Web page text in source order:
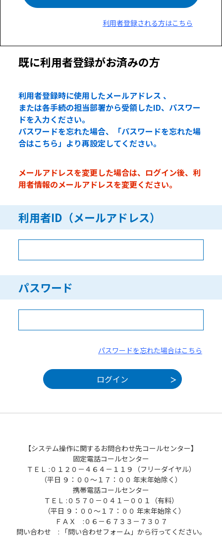
利用者登録される方はこちら
既に利用者登録がお済みの方
利用者登録時に使用したメールアドレス 、
または各手続の担当部署から受領したID、パスワー
ドを入力ください。
パスワードを忘れた場合、「パスワードを忘れた場
合はこちら」より再設定してください。
メールアドレスを変更した場合は、ログイン後、利
用者情報のメールアドレスを変更ください。
利用者ID（メールアドレス）
パスワード
パスワードを忘れた場合はこちら
【システム操作に関するお問合わせ先コールセンター】
固定電話コールセンター
ＴＥＬ :０１２０－４６４－１１９（フリーダイヤル）
（平日 ９：００～１７：００ 年末年始除く）
携帯電話コールセンター
ＴＥＬ :０５７０－０４１－００１（有料）
（平日 ９：００～１７：００ 年末年始除く）
ＦＡＸ :０６－６７３３－７３０７
問い合わせ : 「問い合わせフォーム」から行ってください。